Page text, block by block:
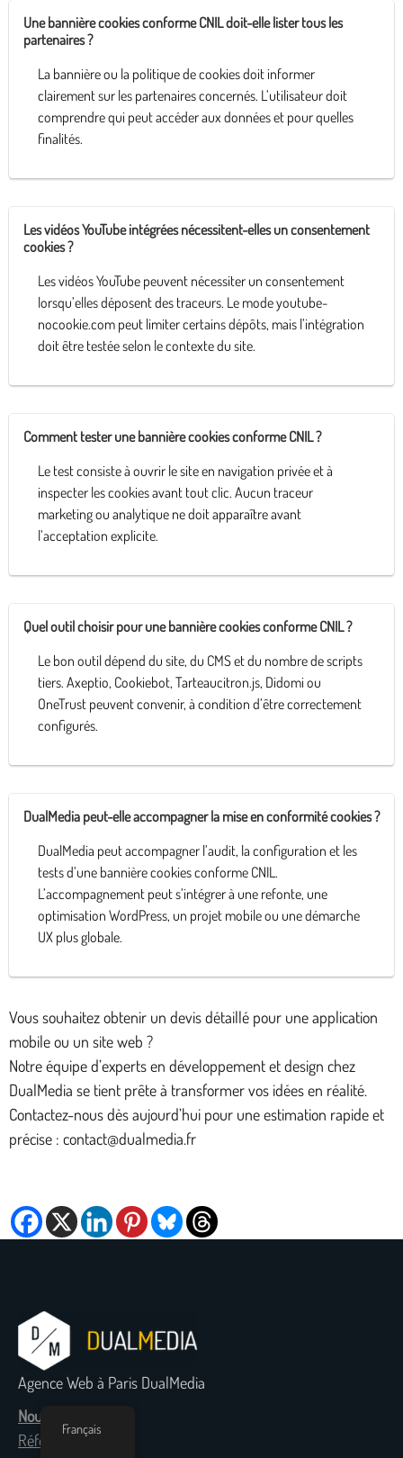
Une bannière cookies conforme CNIL doit-elle lister tous les
partenaires ?
La bannière ou la politique de cookies doit informer
clairement sur les partenaires concernés. L’utilisateur doit
comprendre qui peut accéder aux données et pour quelles
finalités.
Les vidéos YouTube intégrées nécessitent-elles un consentement
cookies ?
Les vidéos YouTube peuvent nécessiter un consentement
lorsqu’elles déposent des traceurs. Le mode youtube-
nocookie.com peut limiter certains dépôts, mais l’intégration
doit être testée selon le contexte du site.
Comment tester une bannière cookies conforme CNIL ?
Le test consiste à ouvrir le site en navigation privée et à
inspecter les cookies avant tout clic. Aucun traceur
marketing ou analytique ne doit apparaître avant
l’acceptation explicite.
Quel outil choisir pour une bannière cookies conforme CNIL ?
Le bon outil dépend du site, du CMS et du nombre de scripts
tiers. Axeptio, Cookiebot, Tarteaucitron.js, Didomi ou
OneTrust peuvent convenir, à condition d’être correctement
configurés.
DualMedia peut-elle accompagner la mise en conformité cookies ?
DualMedia peut accompagner l’audit, la configuration et les
tests d’une bannière cookies conforme CNIL.
L’accompagnement peut s’intégrer à une refonte, une
optimisation WordPress, un projet mobile ou une démarche
UX plus globale.
Vous souhaitez obtenir un devis détaillé pour une application
mobile ou un site web ?
Notre équipe d’experts en développement et design chez
DualMedia se tient prête à transformer vos idées en réalité.
Contactez-nous dès aujourd’hui pour une estimation rapide et
précise : contact@dualmedia.fr
Agence Web à Paris DualMedia
Nous contacter
Références clients
Français